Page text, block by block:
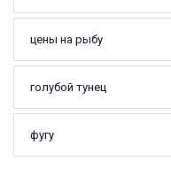
цены на рыбу
голубой тунец
фугу